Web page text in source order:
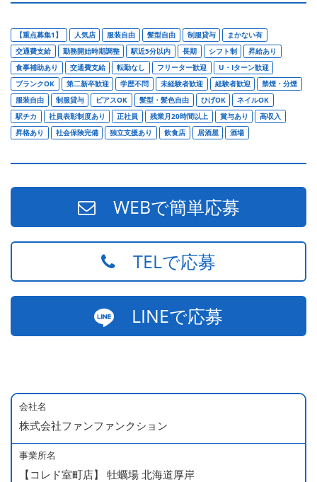
【重点募集1】 人気店 服装自由 髪型自由 制服貸与
まかない有
交通費支給
勤務開始時期調整 駅近5分以内 長期 シフト制
昇給あり
食事補助あり
交通費支給 転勤なし フリーター歓迎
U・Iターン歓迎
ブランクOK
第二新卒歓迎 学歴不問 未経験者歓迎 経験者歓迎
禁煙・分煙
服装自由
制服貸与 ピアスOK 髪型・髪色自由 ひげOK
ネイルOK
駅チカ
社員表彰制度あり 正社員 残業月20時間以上 賞与あり
高収入
昇格あり
社会保険完備 独立支援あり 飲食店 居酒屋 酒場
WEBで簡単応募
TELで応募
LINEで応募
会社名
株式会社ファンファンクション
事業所名
【コレド室町店】 牡蠣場 北海道厚岸